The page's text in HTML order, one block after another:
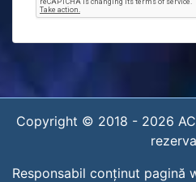
Copyright © 2018 - 2026
Responsabil conținut pagină